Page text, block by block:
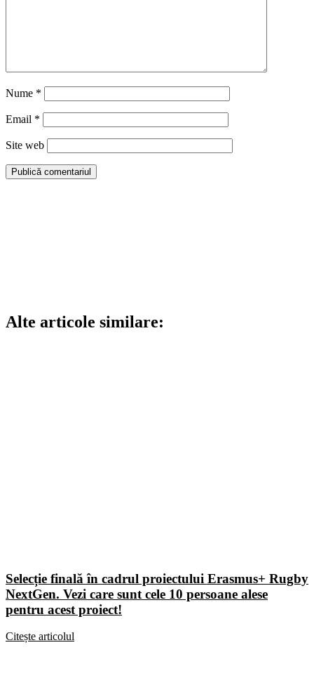
Nume *
Email *
Site web
Alte articole similare:
Selecție finală în cadrul proiectului Erasmus+ Rugby
NextGen. Vezi care sunt cele 10 persoane alese
pentru acest proiect!
Citește articolul